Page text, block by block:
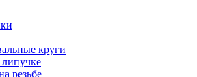
круги
резьбе